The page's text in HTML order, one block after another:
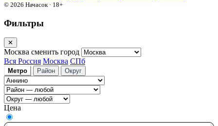
© 2026 Начасок · 18+
Фильтры
✕
Москва сменить город
Вся Россия Москва СПб
Метро Район Округ
Цена